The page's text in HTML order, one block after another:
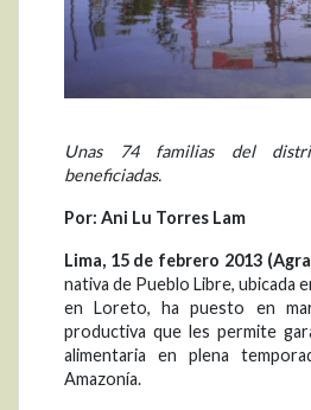
Unas 74 familias del
beneficiadas.
Por: Ani Lu Torres Lam
Lima, 15 de febrero 2013
nativa de Pueblo Libre, ubicada
en Loreto, ha puesto en
productiva que les permite
alimentaria en plena
Amazonía.